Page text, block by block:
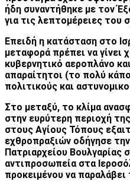
ήδη συναντήθηκε με τον
για τις λεπτομέρειες του
Επειδή η κατάσταση στο
μεταφορά πρέπει να γίνει
κυβερνητικό αεροπλάνο
απαραίτητοι (το πολύ
πολιτικούς και
Στο μεταξύ, το κλίμα
στην ευρύτερη περιοχή
στους Αγίους Τόπους
εχθροπραξιών οδήγησε
Πατριαρχείου Βουλγαρίας
αντιπροσωπεία στα
προκειμένου να